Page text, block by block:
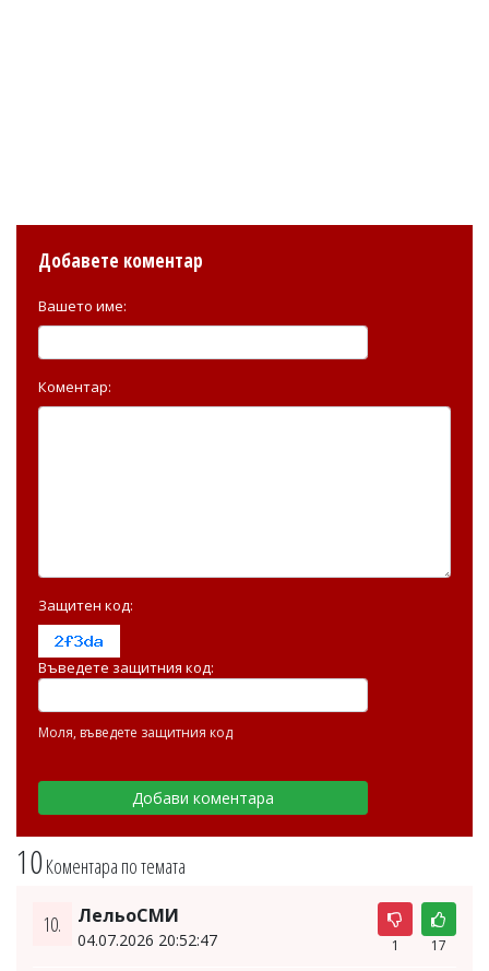
10Коментара по темата
10. ЛельоСМИ
04.07.2026 20:52:47 1 17
Добавете коментар
Вашето име:
Коментар:
Защитен код:
Въведете защитния код:
Моля, въведете защитния код